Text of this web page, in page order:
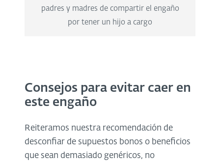
padres y madres de compartir el engaño
por tener un hijo a cargo
Consejos para evitar caer en
este engaño
Reiteramos nuestra recomendación de
desconfiar de supuestos bonos o beneficios
que sean demasiado genéricos, no